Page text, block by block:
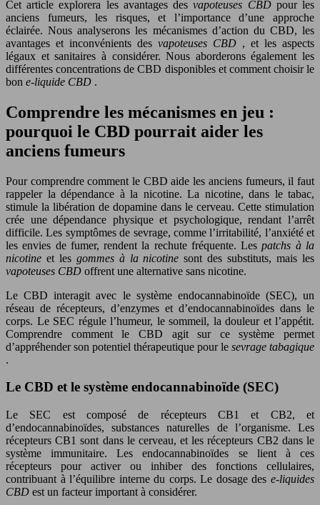
Cet article explorera les avantages desvapoteuses CBD pour les
anciens fumeurs, les risques, et l’importance d’une approche
éclairée. Nous analyserons les mécanismes d’action du CBD, les
avantages et inconvénients des vapoteuses CBD , et les aspects
légaux et sanitaires à considérer. Nous aborderons également les
différentes concentrations de CBD disponibles et comment choisir le
bon e-liquide CBD .
Comprendre les mécanismes en jeu :
pourquoi le CBD pourrait aider les
anciens fumeurs
Pour comprendre comment le CBD aide les anciens fumeurs, il faut
rappeler la dépendance à la nicotine. La nicotine, dans le tabac,
stimule la libération de dopamine dans le cerveau. Cette stimulation
crée une dépendance physique et psychologique, rendant l’arrêt
difficile. Les symptômes de sevrage, comme l’irritabilité, l’anxiété et
les envies de fumer, rendent la rechute fréquente. Lespatchs à la
nicotine et les gommes à la nicotinesont des substituts, mais les
vapoteuses CBD offrent une alternative sans nicotine.
Le CBD interagit avec le système endocannabinoïde (SEC), un
réseau de récepteurs, d’enzymes et d’endocannabinoïdes dans le
corps. Le SEC régule l’humeur, le sommeil, la douleur et l’appétit.
Comprendre comment le CBD agit sur ce système permet
d’appréhender son potentiel thérapeutique pour le sevrage tabagique
.
Le CBD et le système endocannabinoïde (SEC)
Le SEC est composé de récepteurs CB1 et CB2, et
d’endocannabinoïdes, substances naturelles de l’organisme. Les
récepteurs CB1 sont dans le cerveau, et les récepteurs CB2 dans le
système immunitaire. Les endocannabinoïdes se lient à ces
récepteurs pour activer ou inhiber des fonctions cellulaires,
contribuant à l’équilibre interne du corps. Le dosage des e-liquides
CBD est un facteur important à considérer.